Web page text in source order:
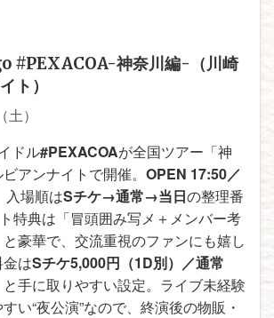
#PEXACOA-神奈川編-（川崎
ト）
）
ドル#PEXACOAが全国ツアー「神
アンナイトで開催。 OPEN 17:50／
入場順はSチケ→通常→当日の整理番
特典は「冒頭囲み写メ＋メンバー考
豪華で、交流重視のファンにも嬉し
はSチケ5,000円（1D別）／通常
と手に取りやすい設定。ライブ未経験
い“夜公演”なので、終演後の物販・